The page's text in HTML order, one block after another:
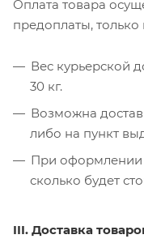
Оплата товара
предоплаты, только
Вес курьерской
30 кг.
Возможна
либо на пункт
При оформлении
сколько будет
III. Доставка